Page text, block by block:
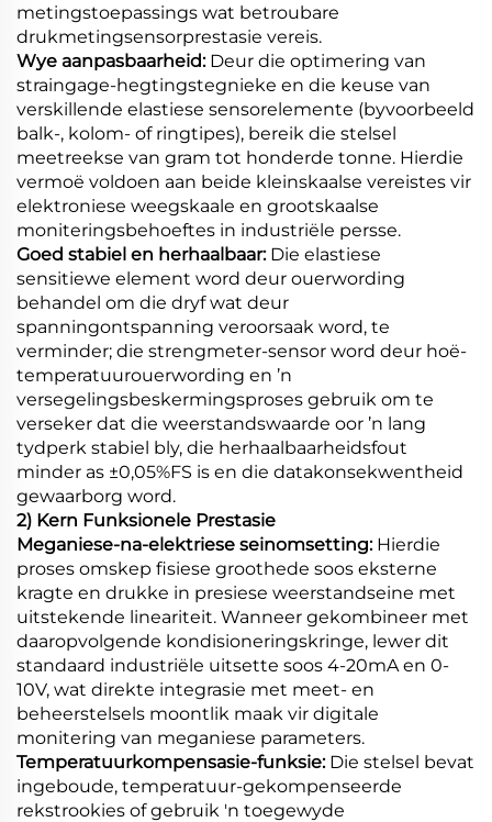
metingstoepassings wat betroubare
drukmetingsensorprestasie vereis.
Wye aanpasbaarheid: Deur die optimering van
straingage-hegtingstegnieke en die keuse van
verskillende elastiese sensorelemente (byvoorbeeld
balk-, kolom- of ringtipes), bereik die stelsel
meetreekse van gram tot honderde tonne. Hierdie
vermoë voldoen aan beide kleinskaalse vereistes vir
elektroniese weegskaale en grootskaalse
moniteringsbehoeftes in industriële persse.
Goed stabiel en herhaalbaar: Die elastiese
sensitiewe element word deur ouerwording
behandel om die dryf wat deur
spanningontspanning veroorsaak word, te
verminder; die strengmeter-sensor word deur hoë-
temperatuurouerwording en ’n
versegelingsbeskermingsproses gebruik om te
verseker dat die weerstandswaarde oor ’n lang
tydperk stabiel bly, die herhaalbaarheidsfout
minder as ±0,05%FS is en die datakonsekwentheid
gewaarborg word.
2) Kern Funksionele Prestasie
Meganiese-na-elektriese seinomsetting: Hierdie
proses omskep fisiese groothede soos eksterne
kragte en drukke in presiese weerstandseine met
uitstekende lineariteit. Wanneer gekombineer met
daaropvolgende kondisioneringskringe, lewer dit
standaard industriële uitsette soos 4-20mA en 0-
10V, wat direkte integrasie met meet- en
beheerstelsels moontlik maak vir digitale
monitering van meganiese parameters.
Temperatuurkompensasie-funksie: Die stelsel bevat
ingeboude, temperatuur-gekompenseerde
rekstrookies of gebruik 'n toegewyde